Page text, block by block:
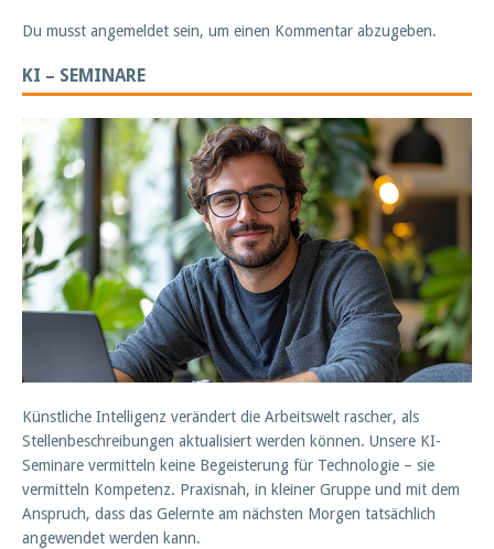
Du musst angemeldet sein, um einen Kommentar abzugeben.
KI – SEMINARE
Künstliche Intelligenz verändert die Arbeitswelt rascher, als
Stellenbeschreibungen aktualisiert werden können. Unsere KI-
Seminare vermitteln keine Begeisterung für Technologie – sie
vermitteln Kompetenz. Praxisnah, in kleiner Gruppe und mit dem
Anspruch, dass das Gelernte am nächsten Morgen tatsächlich
angewendet werden kann.